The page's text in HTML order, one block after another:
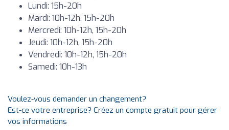
Lundi: 15h-20h
Mardi: 10h-12h, 15h-20h
Mercredi: 10h-12h, 15h-20h
Jeudi: 10h-12h, 15h-20h
Vendredi: 10h-12h, 15h-20h
Samedi: 10h-13h
Voulez-vous demander un changement?
Est-ce votre entreprise? Créez un compte gratuit pour gérer
vos informations